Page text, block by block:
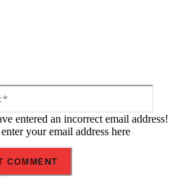
Email:*
entered an incorrect email address!
enter your email address here